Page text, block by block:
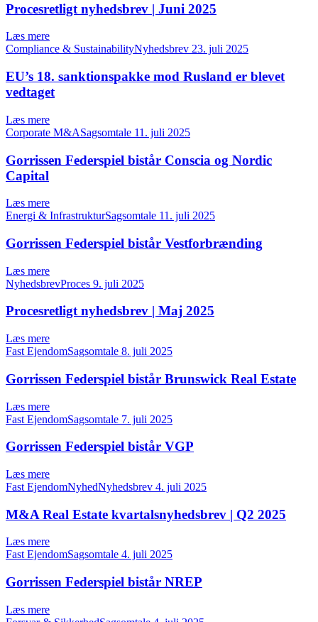
Procesretligt nyhedsbrev | Juni 2025
Læs mere
Compliance & SustainabilityNyhedsbrev 23. juli 2025
EU’s 18. sanktionspakke mod Rusland er blevet
vedtaget
Læs mere
Corporate M&ASagsomtale 11. juli 2025
Gorrissen Federspiel bistår Conscia og Nordic
Capital
Læs mere
Energi & InfrastrukturSagsomtale 11. juli 2025
Gorrissen Federspiel bistår Vestforbrænding
Læs mere
NyhedsbrevProces 9. juli 2025
Procesretligt nyhedsbrev | Maj 2025
Læs mere
Fast EjendomSagsomtale 8. juli 2025
Gorrissen Federspiel bistår Brunswick Real Estate
Læs mere
Fast EjendomSagsomtale 7. juli 2025
Gorrissen Federspiel bistår VGP
Læs mere
Fast EjendomNyhedNyhedsbrev 4. juli 2025
M&A Real Estate kvartalsnyhedsbrev | Q2 2025
Læs mere
Fast EjendomSagsomtale 4. juli 2025
Gorrissen Federspiel bistår NREP
Læs mere